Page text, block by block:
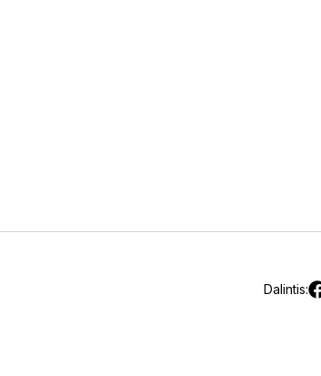
šuniui: keturi esminiai
klaidų
Dalintis: